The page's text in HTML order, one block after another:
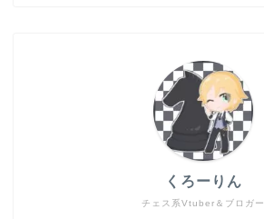
チェス系Vtuber＆ブロガー
くろーりん